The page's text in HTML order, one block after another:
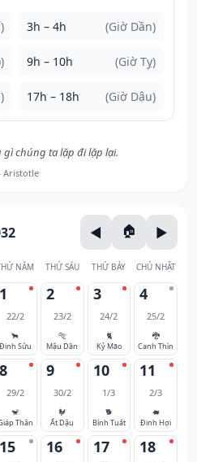
3h – 4h (Giờ Dần)
9h – 10h (Giờ Tỵ)
17h – 18h (Giờ Dậu)
chúng ta lặp đi lặp lại.
NĂM THỨ SÁU THỨ BẢY CHỦ NHẬT
1
22/2
🐂
Đinh Sửu
2
23/2
🐅
Mậu Dần
3
24/2
🐈
Kỷ Mão
4
25/2
🐉
Canh Thìn
8
29/2
🐒
Thân
9
30/2
🐓
Ất Dậu
10
1/3
🐕
Bính Tuất
11
2/3
🐖
Đinh Hợi
15 16 17 18